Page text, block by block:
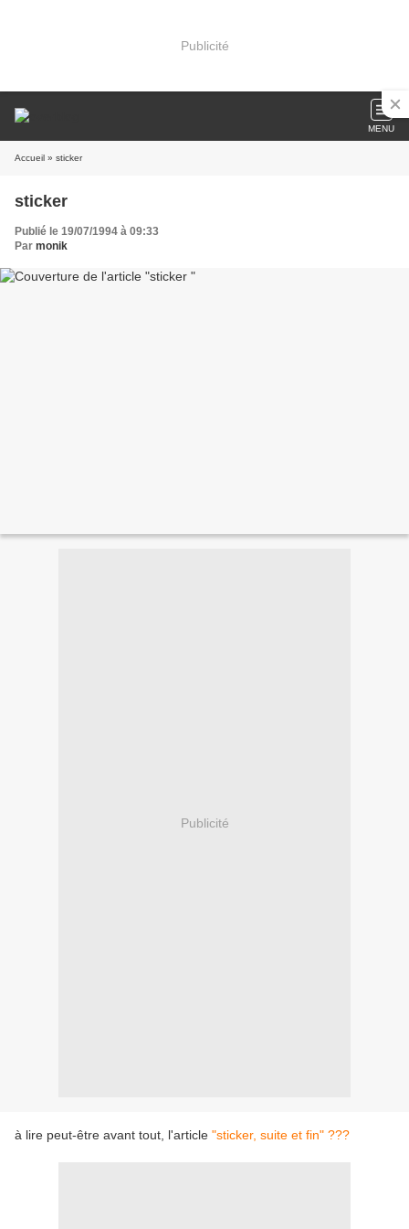
Publicité
MENU
Accueil » sticker
sticker
Publié le 19/07/1994 à 09:33
Par monik
Publicité
à lire peut-être avant tout, l'article "sticker, suite et fin" ???